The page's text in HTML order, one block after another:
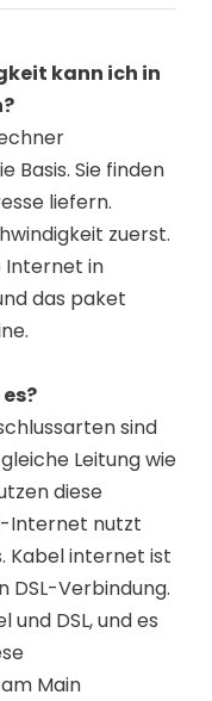
kann ich in
Basis. Sie finden
liefern.
zuerst.
Internet in
das paket
sind
Leitung wie
diese
Internet nutzt
Kabel internet ist
DSL-Verbindung.
DSL, und es
Main